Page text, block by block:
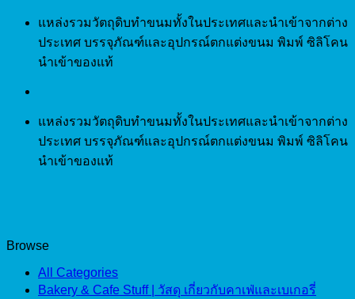
Skip
content
แหล่งรวมวัตถุดิบทำขนมทั้งในประเทศและนำเข้าจากต่าง
ประเทศ บรรจุภัณฑ์และอุปกรณ์ตกแต่งขนม พิมพ์ ซิลิโคน
นำเข้าของแท้
แหล่งรวมวัตถุดิบทำขนมทั้งในประเทศและนำเข้าจากต่าง
ประเทศ บรรจุภัณฑ์และอุปกรณ์ตกแต่งขนม พิมพ์ ซิลิโคน
นำเข้าของแท้
Browse
All Categories
Bakery & Cafe Stuff | วัสดุ เกี่ยวกับคาเฟ่และเบเกอรี่